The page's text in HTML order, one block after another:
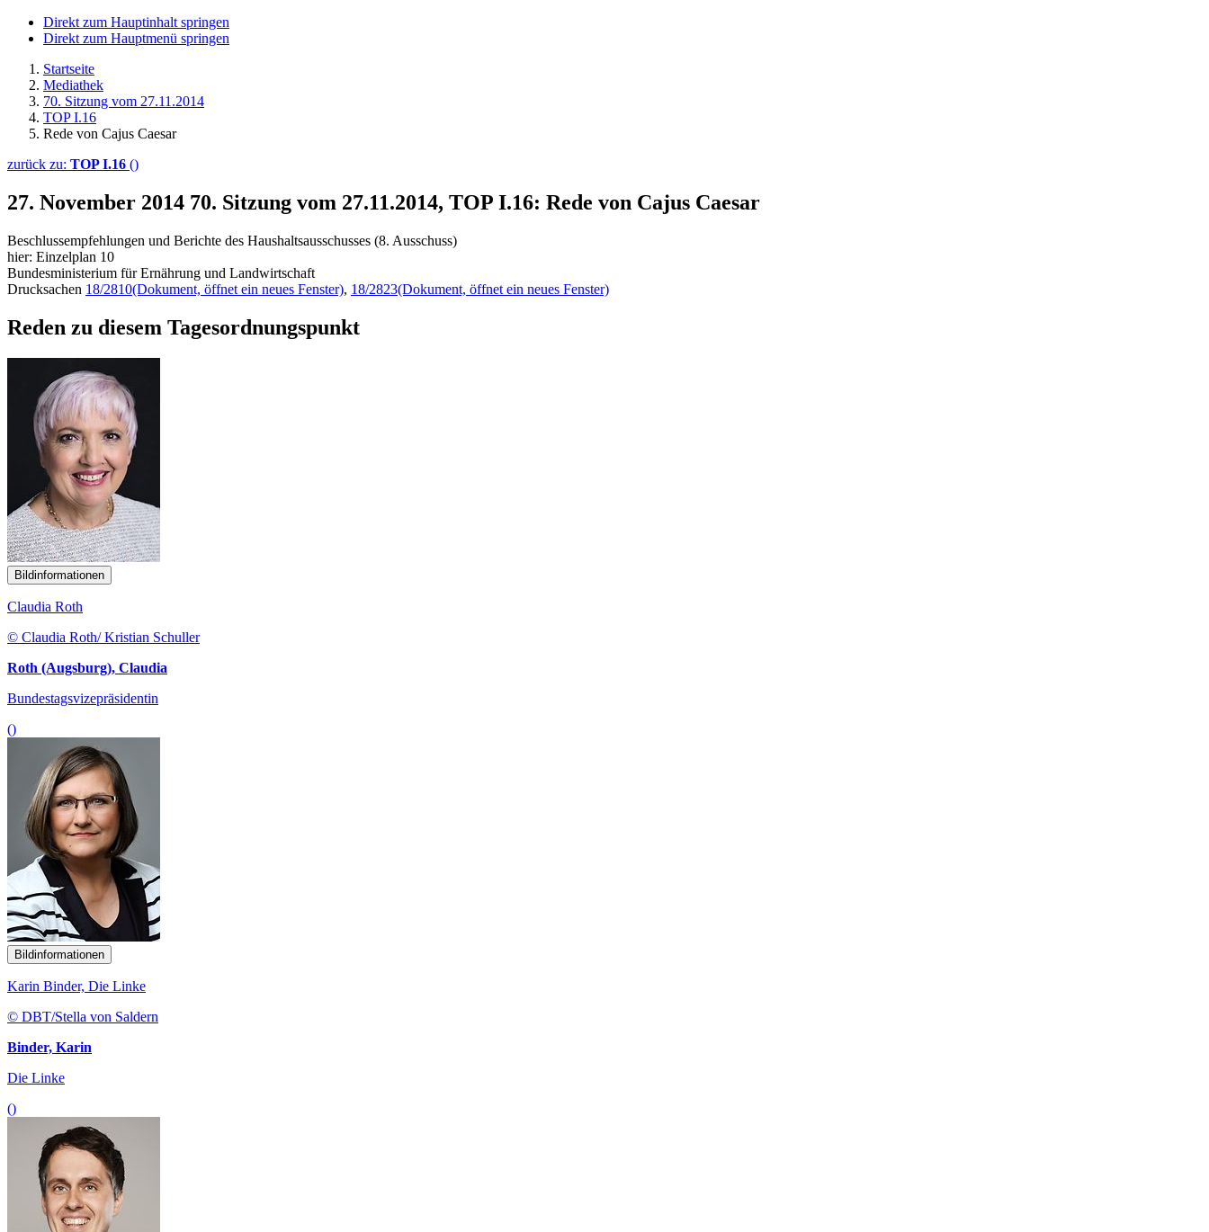
Direkt zum Hauptinhalt springen
Direkt zum Hauptmenü springen
Startseite
Mediathek
70. Sitzung vom 27.11.2014
TOP I.16
Rede von Cajus Caesar
zurück zu: TOP I.16 ()
27. November 2014 70. Sitzung vom 27.11.2014, TOP I.16: Rede von Cajus Caesar
Beschlussempfehlungen und Berichte des Haushaltsausschusses (8. Ausschuss)
hier: Einzelplan 10
Bundesministerium für Ernährung und Landwirtschaft
Drucksachen 18/2810(Dokument, öffnet ein neues Fenster), 18/2823(Dokument, öffnet ein neues Fenster)
Reden zu diesem Tagesordnungspunkt
Bildinformationen
Claudia Roth
© Claudia Roth/ Kristian Schuller
Roth (Augsburg), Claudia
Bundestagsvizepräsidentin
()
Bildinformationen
Karin Binder, Die Linke
© DBT/Stella von Saldern
Binder, Karin
Die Linke
()